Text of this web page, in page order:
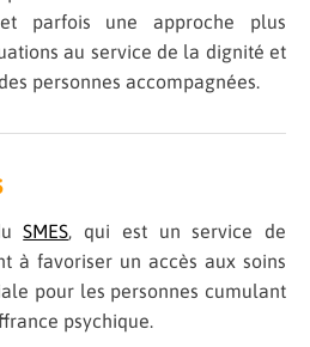
parfois une approche plus
au service de la dignité et
personnes accompagnées.
SMES, qui est un service de
à favoriser un accès aux soins
pour les personnes cumulant
psychique.